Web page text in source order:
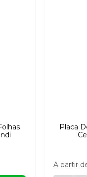
Placa
A partir